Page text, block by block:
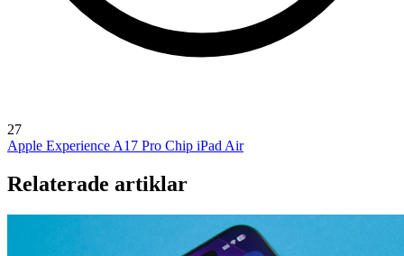
27
Apple Experience A17 Pro Chip iPad Air
Relaterade artiklar